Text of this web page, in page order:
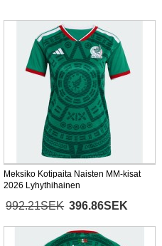
Meksiko Kotipaita Naisten MM-kisat
2026 Lyhythihainen
992.21SEK 396.86SEK